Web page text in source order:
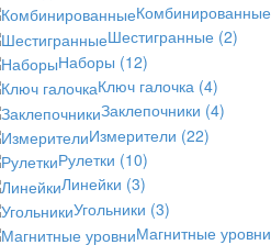
Комбинированные
Шестигранные (2)
Наборы (12)
Ключ галочка (4)
Заклепочники (4)
Измерители (22)
Рулетки (10)
Линейки (3)
Угольники (3)
Магнитные уровни